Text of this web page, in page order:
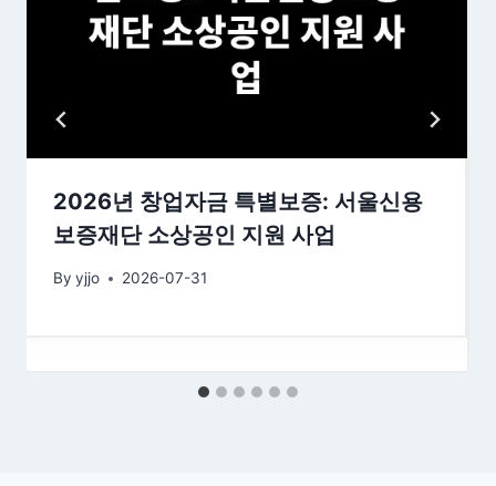
2026년 창업자금 특별보증: 서울신용
보증재단 소상공인 지원 사업
By yjjo 2026-07-31